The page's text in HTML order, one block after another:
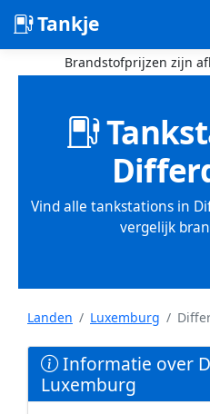
Tankje
Brandstofprijzen zijn
Vind alle tankstations in
vergelijk
Landen Luxemburg
Informatie over
Luxemburg